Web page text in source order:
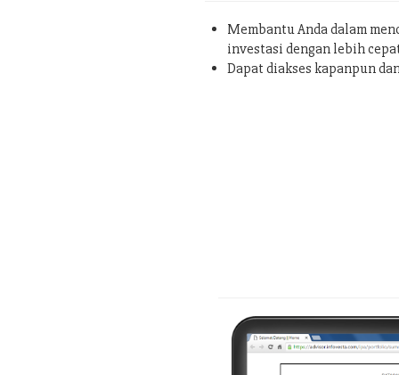
Membantu Anda dalam
investasi dengan lebih
Dapat diakses kapanpun